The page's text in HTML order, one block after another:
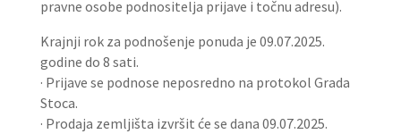
pravne osobe podnositelja prijave i točnu adresu).
Krajnji rok za podnošenje ponuda je 09.07.2025.
godine do 8 sati.
· Prijave se podnose neposredno na protokol Grada
Stoca.
· Prodaja zemljišta izvršit će se dana 09.07.2025.